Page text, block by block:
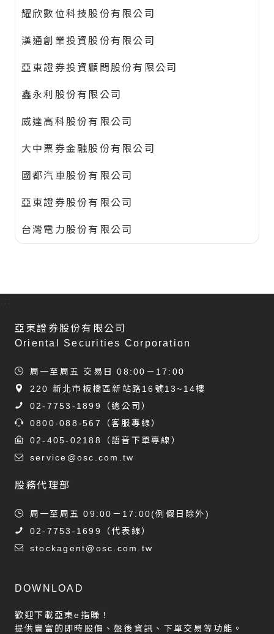
耀欣數位科技股份有限公司
漢通創業投資股份有限公司
亞東證券投資顧問股份有限公司
鑫永利股份有限公司
威達高科股份有限公司
大中票券金融股份有限公司
國都汽車股份有限公司
亞東證券股份有限公司
台灣電力股份有限公司
亞東證券股份有限公司
Oriental Securities Corporation
周一至周五 交易日 08:00－17:00
220 新北市板橋區新站路16號13~14樓
02-7753-1899
（總公司）
0800-088-567
（客服專線）
02-405-02188
（語音下單專線）
service@osc.com.tw
股務代理部
周一至周五 09:00－17:00(例假日除外)
02-7753-1699
（代表線）
stockagent@osc.com.tw
DOWNLOAD
歡迎下載亞東e指賺！
提供豐富的即時股價、盤後資訊、下單交易等功能。